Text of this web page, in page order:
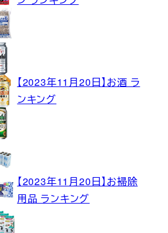
【2023年11月20日】お酒 ラ
ンキング
【2023年11月20日】お掃除
用品 ランキング